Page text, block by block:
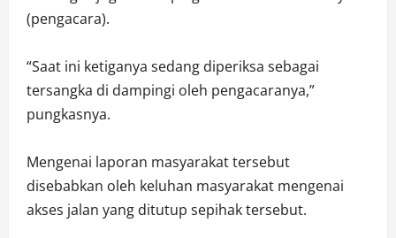
(pengacara).
“Saat ini ketiganya sedang diperiksa sebagai
tersangka di dampingi oleh pengacaranya,”
pungkasnya.
Mengenai laporan masyarakat tersebut
disebabkan oleh keluhan masyarakat mengenai
akses jalan yang ditutup sepihak tersebut.